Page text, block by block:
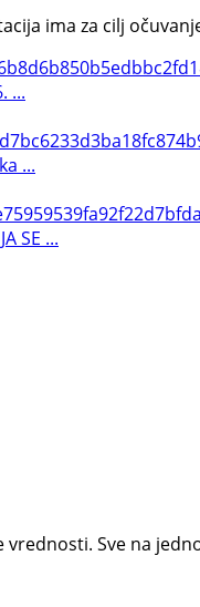
ima za cilj
...
...
SE ...
Sve na